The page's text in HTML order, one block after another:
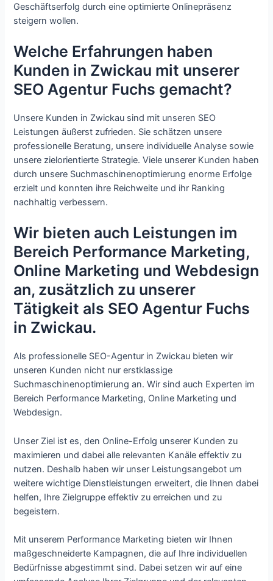
Geschäftserfolg durch eine optimierte Onlinepräsenz
steigern wollen.
Welche Erfahrungen haben
Kunden in Zwickau mit unserer
SEO Agentur Fuchs gemacht?
Unsere Kunden in Zwickau sind mit unseren SEO
Leistungen äußerst zufrieden. Sie schätzen unsere
professionelle Beratung, unsere individuelle Analyse sowie
unsere zielorientierte Strategie. Viele unserer Kunden haben
durch unsere Suchmaschinenoptimierung enorme Erfolge
erzielt und konnten ihre Reichweite und ihr Ranking
nachhaltig verbessern.
Wir bieten auch Leistungen im
Bereich Performance Marketing,
Online Marketing und Webdesign
an, zusätzlich zu unserer
Tätigkeit als SEO Agentur Fuchs
in Zwickau.
Als professionelle SEO-Agentur in Zwickau bieten wir
unseren Kunden nicht nur erstklassige
Suchmaschinenoptimierung an. Wir sind auch Experten im
Bereich Performance Marketing, Online Marketing und
Webdesign.
Unser Ziel ist es, den Online-Erfolg unserer Kunden zu
maximieren und dabei alle relevanten Kanäle effektiv zu
nutzen. Deshalb haben wir unser Leistungsangebot um
weitere wichtige Dienstleistungen erweitert, die Ihnen dabei
helfen, Ihre Zielgruppe effektiv zu erreichen und zu
begeistern.
Mit unserem Performance Marketing bieten wir Ihnen
maßgeschneiderte Kampagnen, die auf Ihre individuellen
Bedürfnisse abgestimmt sind. Dabei setzen wir auf eine